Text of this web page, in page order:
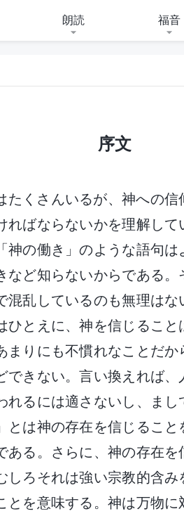
朗読 福音
序文
たくさんいるが、神への
ればならないかを理解し
神の働き」のような語句
など知らないからである
混乱しているのも無理は
ひとえに、神を信じるこ
まりにも不慣れなことだ
できない。言い換えれば
れるには適さないし、ま
とは神の存在を信じるこ
ある。さらに、神の存在
しろそれは強い宗教的含
とを意味する。神は万物